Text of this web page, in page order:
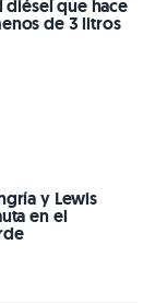
que hace
de 3 litros
y Lewis
en el